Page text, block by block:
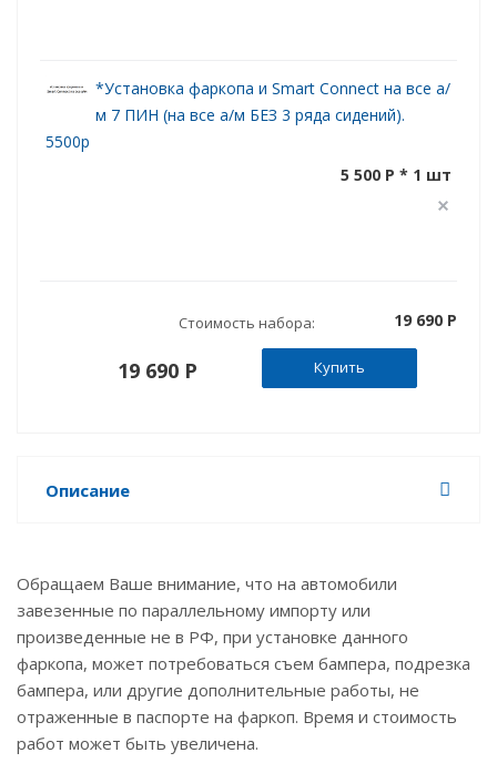
*Установка фаркопа и Smart Connect на все а/
м 7 ПИН (на все а/м БЕЗ 3 ряда сидений).
5500р
5 500 P * 1 шт
Стоимость набора: 19 690 P
19 690 P Купить
Описание
Обращаем Ваше внимание, что на автомобили
завезенные по параллельному импорту или
произведенные не в РФ, при установке данного
фаркопа, может потребоваться съем бампера, подрезка
бампера, или другие дополнительные работы, не
отраженные в паспорте на фаркоп. Время и стоимость
работ может быть увеличена.